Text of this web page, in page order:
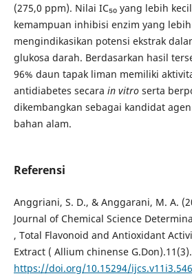
(275,0 ppm). Nilai IC₅₀ yang lebih
kemampuan inhibisi enzim yang
mengindikasikan potensi ekstrak
glukosa darah. Berdasarkan hasil
96% daun tapak liman memiliki
antidiabetes secara in vitroserta
dikembangkan sebagai kandidat
bahan alam.
Referensi
Anggriani, S. D., & Anggarani, M. A.
Journal of Chemical Science
, Total Flavonoid and Antioxidant
Extract ( Allium chinense G.Don).11(3).
https://doi.org/10.15294/